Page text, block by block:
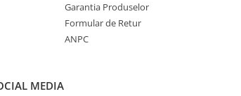
Garantia Produselor
Formular de Retur
ANPC
MEDIA